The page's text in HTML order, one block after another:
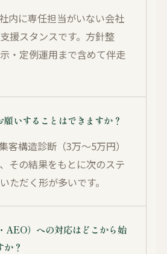
内に専任担当がいない会社
援スタンスです。方針整
・定例運用まで含めて伴走
願いすることはできますか？
客構造診断（3万〜5万円）
その結果をもとに次のステ
ただく形が多いです。
AEO）への対応はどこから始
か？